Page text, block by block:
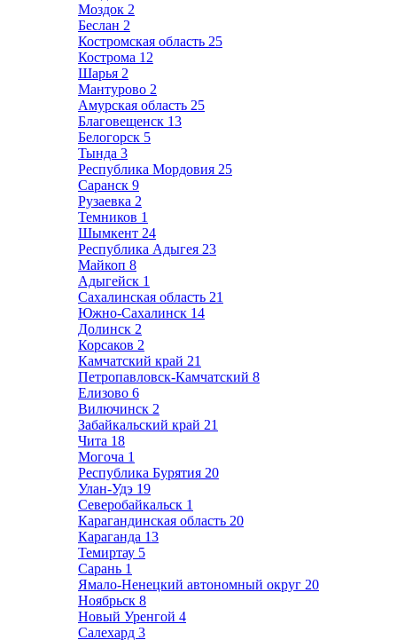
Моздок 2
Беслан 2
Костромская область 25
Кострома 12
Шарья 2
Мантурово 2
Амурская область 25
Благовещенск 13
Белогорск 5
Тында 3
Республика Мордовия 25
Саранск 9
Рузаевка 2
Темников 1
Шымкент 24
Республика Адыгея 23
Майкоп 8
Адыгейск 1
Сахалинская область 21
Южно-Сахалинск 14
Долинск 2
Корсаков 2
Камчатский край 21
Петропавловск-Камчатский 8
Елизово 6
Вилючинск 2
Забайкальский край 21
Чита 18
Могоча 1
Республика Бурятия 20
Улан-Удэ 19
Северобайкальск 1
Карагандинская область 20
Караганда 13
Темиртау 5
Сарань 1
Ямало-Ненецкий автономный округ 20
Ноябрьск 8
Новый Уренгой 4
Салехард 3